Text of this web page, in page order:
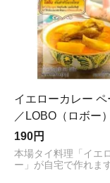
イエローカレー ペ
／LOBO（ロボー）
190円
本場タイ料理「イエ
ー」が自宅で作れま